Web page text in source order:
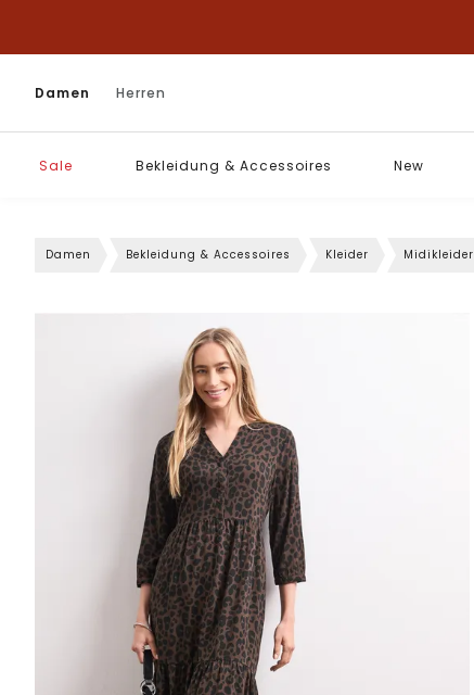
Damen Herren
Sale Bekleidung & Accessoires New
Damen Bekleidung & Accessoires Kleider Midikleider